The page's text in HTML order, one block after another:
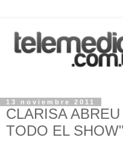
13 noviembre 2011
CLARISA
TODO EL SHOW"